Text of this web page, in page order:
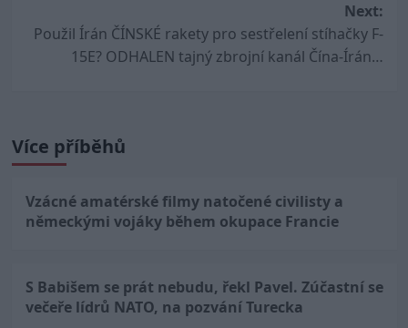
Next:
Použil Írán ČÍNSKÉ rakety pro sestřelení stíhačky F-
15E? ODHALEN tajný zbrojní kanál Čína-Írán…
Více příběhů
Vzácné amatérské filmy natočené civilisty a
německými vojáky během okupace Francie
S Babišem se prát nebudu, řekl Pavel. Zúčastní se
večeře lídrů NATO, na pozvání Turecka